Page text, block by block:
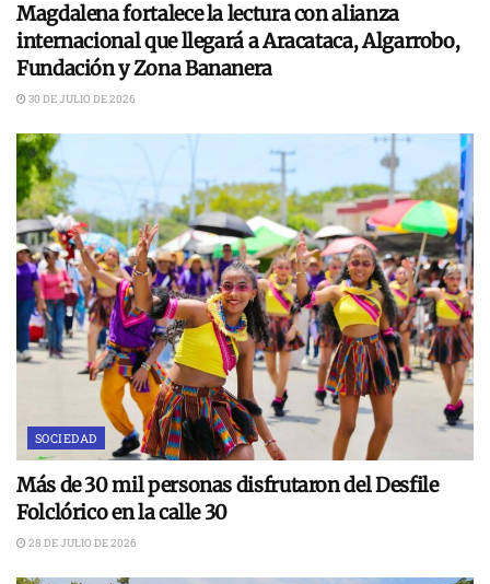
Magdalena fortalece la lectura con alianza
internacional que llegará a Aracataca, Algarrobo,
Fundación y Zona Bananera
30 DE JULIO DE 2026
SOCIEDAD
Más de 30 mil personas disfrutaron del Desfile
Folclórico en la calle 30
28 DE JULIO DE 2026